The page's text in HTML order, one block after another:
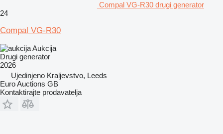
Compal VG-R30 drugi generator
24
Compal VG-R30
Aukcija
Drugi generator
2026
Ujedinjeno Kraljevstvo, Leeds
Euro Auctions GB
Kontaktirajte prodavatelja